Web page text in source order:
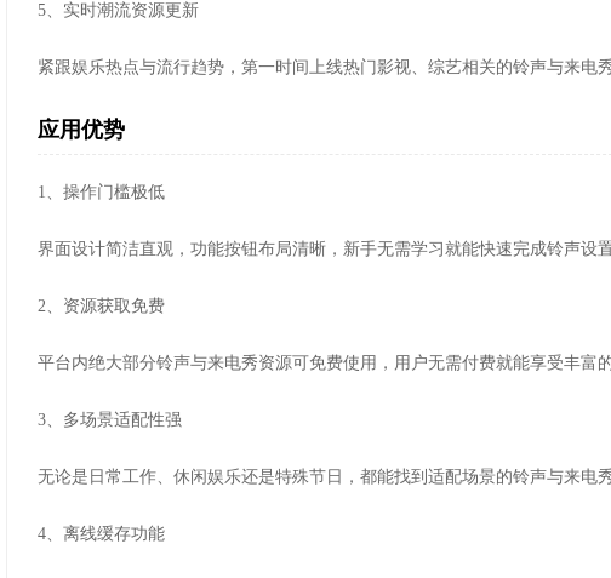
5、实时潮流资源更新
紧跟娱乐热点与流行趋势，第一时间上线热门影视、综艺相关的铃声与来电
应用优势
1、操作门槛极低
界面设计简洁直观，功能按钮布局清晰，新手无需学习就能快速完成铃声设
2、资源获取免费
平台内绝大部分铃声与来电秀资源可免费使用，用户无需付费就能享受丰富
3、多场景适配性强
无论是日常工作、休闲娱乐还是特殊节日，都能找到适配场景的铃声与来电
4、离线缓存功能